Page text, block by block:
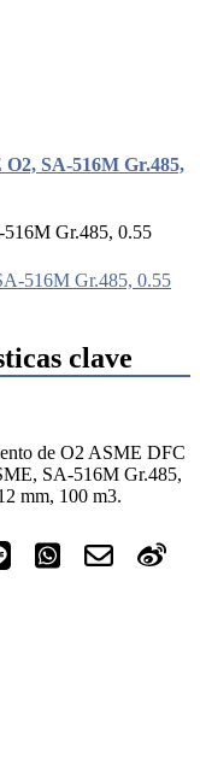
SA-516M Gr.485,
516M Gr.485, 0.55
clave
de O2 ASME DFC
SA-516M Gr.485,
mm, 100 m3.